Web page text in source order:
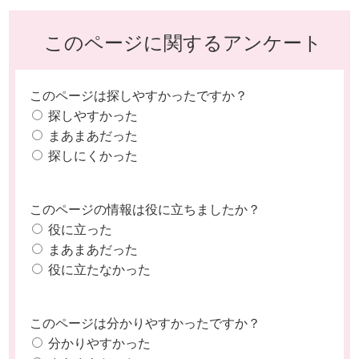
このページに関するアンケート
このページは探しやすかったですか？
探しやすかった
まあまあだった
探しにくかった
このページの情報は役に立ちましたか？
役に立った
まあまあだった
役に立たなかった
このページは分かりやすかったですか？
分かりやすかった